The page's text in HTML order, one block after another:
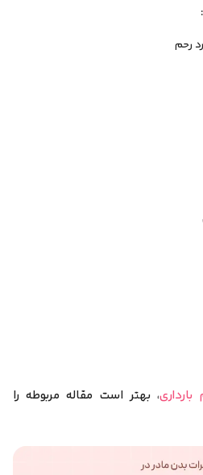
رحم
بارداری، بهتر است مقاله مربوطه را